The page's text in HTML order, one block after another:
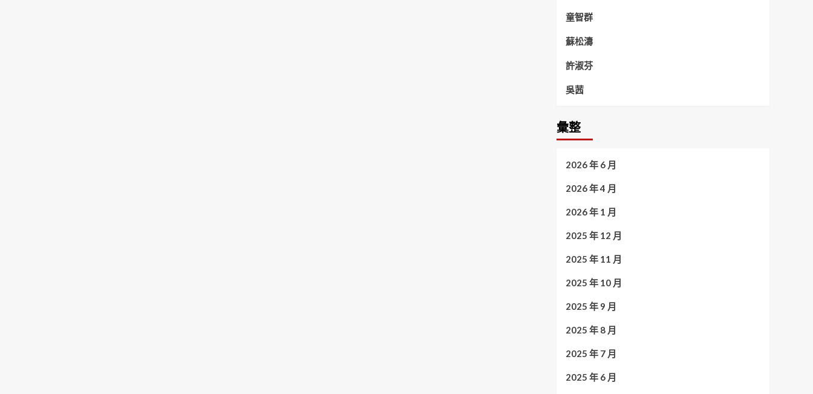
童智群
蘇松濤
許淑芬
吳茜
彙整
2026 年 6 月
2026 年 4 月
2026 年 1 月
2025 年 12 月
2025 年 11 月
2025 年 10 月
2025 年 9 月
2025 年 8 月
2025 年 7 月
2025 年 6 月